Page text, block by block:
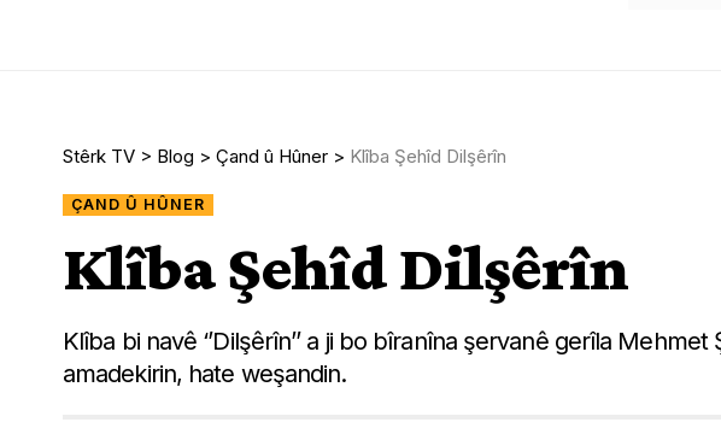
Stêrk TV > Blog > Çand û Hûner > Klîba Şehîd Dilşêrîn
ÇAND Û HÛNER
Klîba Şehîd Dilşêrîn
Klîba bi navê ‘’Dilşêrîn’’ a ji bo bîranîna şervanê gerîla
amadekirin, hate weşandin.